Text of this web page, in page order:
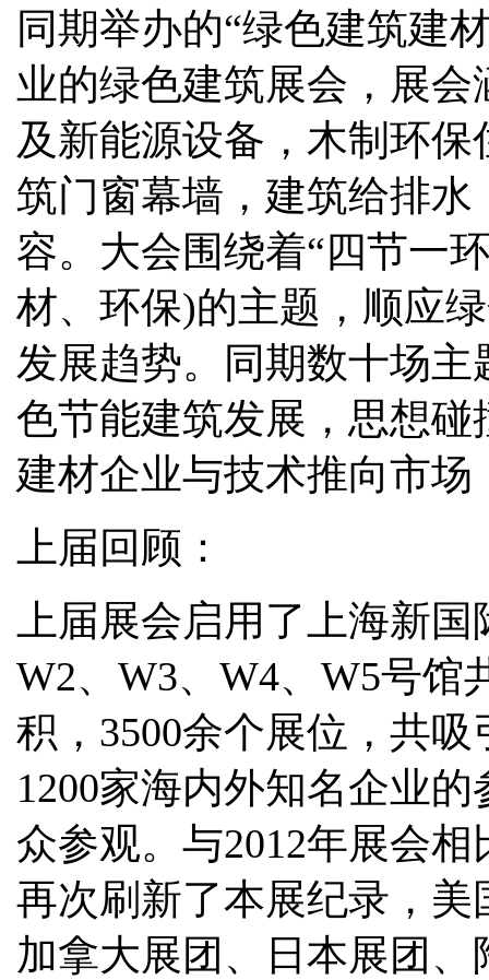
同期举办的“绿色建筑建
业的绿色建筑展会，展
及新能源设备，木制环
筑门窗幕墙，建筑给排
容。大会围绕着“四节一
材、环保)的主题，顺应
发展趋势。同期数十场
色节能建筑发展，思想
建材企业与技术推向市场
上届回顾：
上届展会启用了上海新
W2、W3、W4、W5号馆
积，3500余个展位，共
1200家海内外知名企业
众参观。与2012年展会
再次刷新了本展纪录，
加拿大展团、日本展团